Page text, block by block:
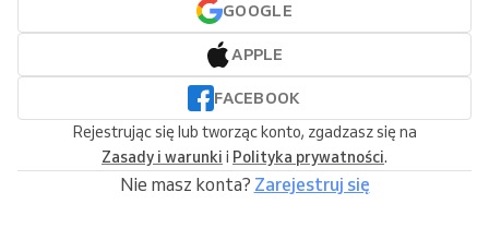
GOOGLE
APPLE
FACEBOOK
Rejestrując się lub tworząc konto, zgadzasz się na
Zasady i warunki i Polityka prywatności.
Nie masz konta? Zarejestruj się